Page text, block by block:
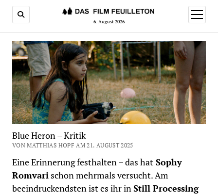
6. August 2026
Menü
öffnen
Blue Heron – Kritik
VON MATTHIAS HOPF AM 21. AUGUST 2025
Eine Erinnerung festhalten – das hatSophy
Romvarischon mehrmals versucht. Am
beeindruckendsten ist es ihr inStill Processing